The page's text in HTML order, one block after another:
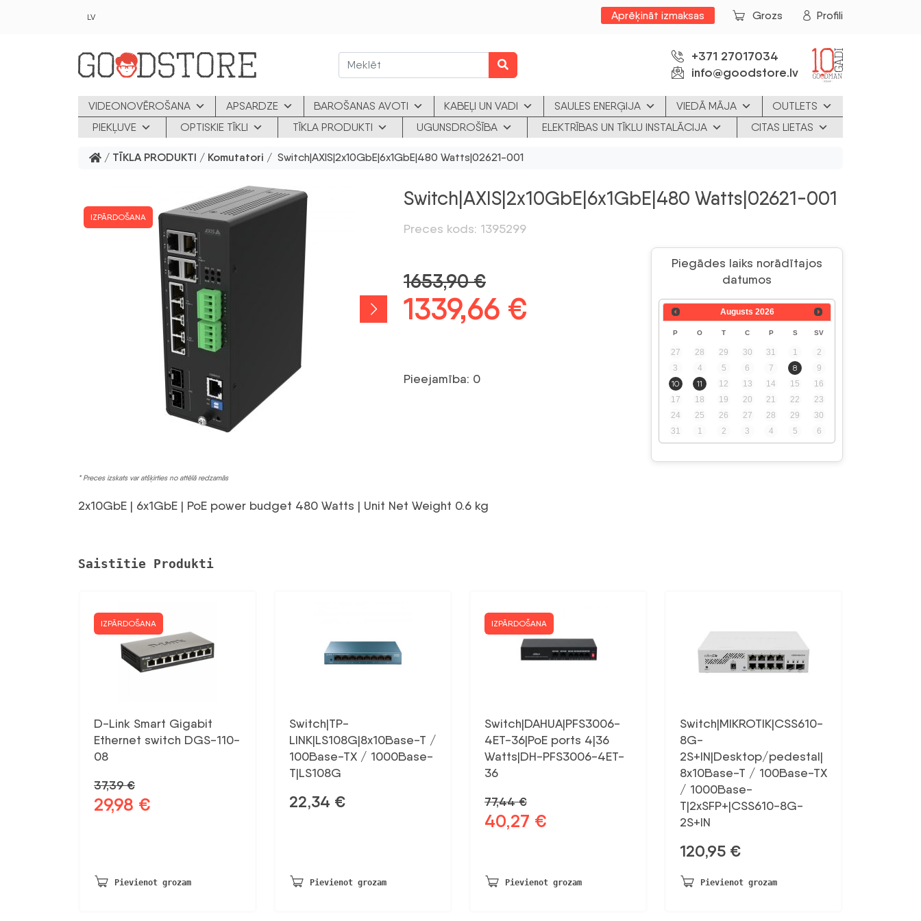
LV Aprēķināt izmaksas Grozs Profili
+371 27017034
info@goodstore.lv
VIDEONOVĒROŠANA APSARDZE BAROŠANAS AVOTI KABEĻI UN VADI SAULES ENERĢIJA VIEDĀ MĀJA
OUTLETS
PIEKĻUVE
OPTISKIE TĪKLI TĪKLA PRODUKTI UGUNSDROŠĪBA ELEKTRĪBAS UN TĪKLU INSTALĀCIJA CITAS LIETAS
/ TĪKLA PRODUKTI / Komutatori / Switch|AXIS|2x10GbE|6x1GbE|480 Watts|02621-001
IZPĀRDOŠANA
* Preces izskats var atšķirties no attēlā redzamās
Switch|AXIS|2x10GbE|6x1GbE|480 Watts|02621-001
Preces kods: 1395299
Piegādes laiks norādītajos
datumos
Augusts 2026
P O T C P S SV
27 28 29 30 31 1
2
3
4 5 6 7 8
9
10
11 12 13 14 15
16
17
18 19 20 21 22
23
24
25 26 27 28 29
30
31
1 2 3 4 5 6
1653,90€
Sākotnējā
bija:
1339,66 €
Pieejamība: 0
2x10GbE | 6x1GbE | PoE power budget 480 Watts | Unit Net Weight 0.6 kg
Saistītie Produkti
IZPĀRDOŠANA
D-Link Smart Gigabit
Ethernet switch DGS-110-
08
37,39€
Sākotnējā
29,98 €
Pievienot grozam
Switch|TP-
LINK|LS108G|8x10Base-T /
100Base-TX / 1000Base-
T|LS108G
22,34 €
Pievienot grozam
IZPĀRDOŠANA
Switch|DAHUA|PFS3006-
4ET-36|PoE ports 4|36
Watts|DH-PFS3006-4ET-
36
77,44€
Sākotnējā
40,27 €
Pievienot grozam
Switch|MIKROTIK|CSS610-
8G-
2S+IN|Desktop/pedestal|
8x10Base-T / 100Base-TX
/ 1000Base-
T|2xSFP+|CSS610-8G-
2S+IN
120,95 €
Pievienot grozam